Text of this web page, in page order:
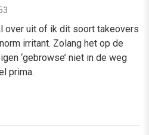
over uit of ik dit soort takeovers
irritant. Zolang het op de
‘gebrowse’ niet in de weg
prima.